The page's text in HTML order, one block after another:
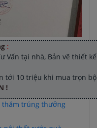
:
Vấn tại nhà, Bản vẽ thiết
tới 10 triệu khi mua trọn
!
thăm trúng thưởng